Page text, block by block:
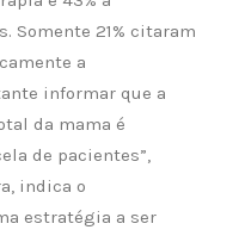
Somente 21% citaram
a
informar que a
da mama é
de pacientes”,
indica o
estratégia a ser